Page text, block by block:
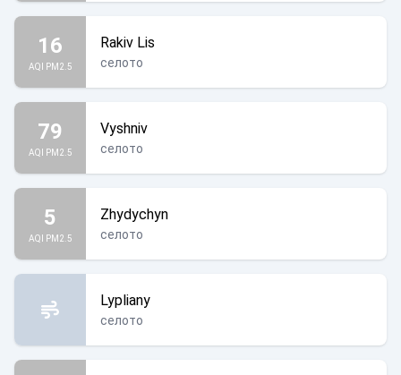
16
AQI PM2.5
Rakiv Lis
селото
79
AQI PM2.5
Vyshniv
селото
5
AQI PM2.5
Zhydychyn
селото
Lypliany
селото